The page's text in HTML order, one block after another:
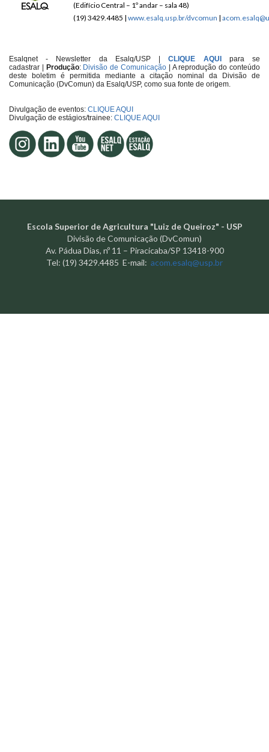
(Edifício Central – 1º andar – sala 48)
(19) 3429.4485 | www.esalq.usp.br/dvcomun |
Esalqnet - Newsletter da Esalq/USP | CLIQUE AQUI
para se
cadastrar
Produção:Divisão de Comunicação | A reprodução do conteúdo
deste boletim é permitida mediante a citação nominal da Divisão de
Comunicação (DvComun) da Esalq/USP, como sua fonte de origem.
Divulgação de eventos: CLIQUE AQUI
Divulgação de estágios/trainee: CLIQUE AQUI
Escola Superior de Agricultura "Luiz de Queiroz" - USP
Divisão de Comunicação (DvComun)
Av. Pádua Dias, nº 11 – Piracicaba/SP 13418-900
Tel: (19) 3429.4485 E-mail: acom.esalq@usp.br